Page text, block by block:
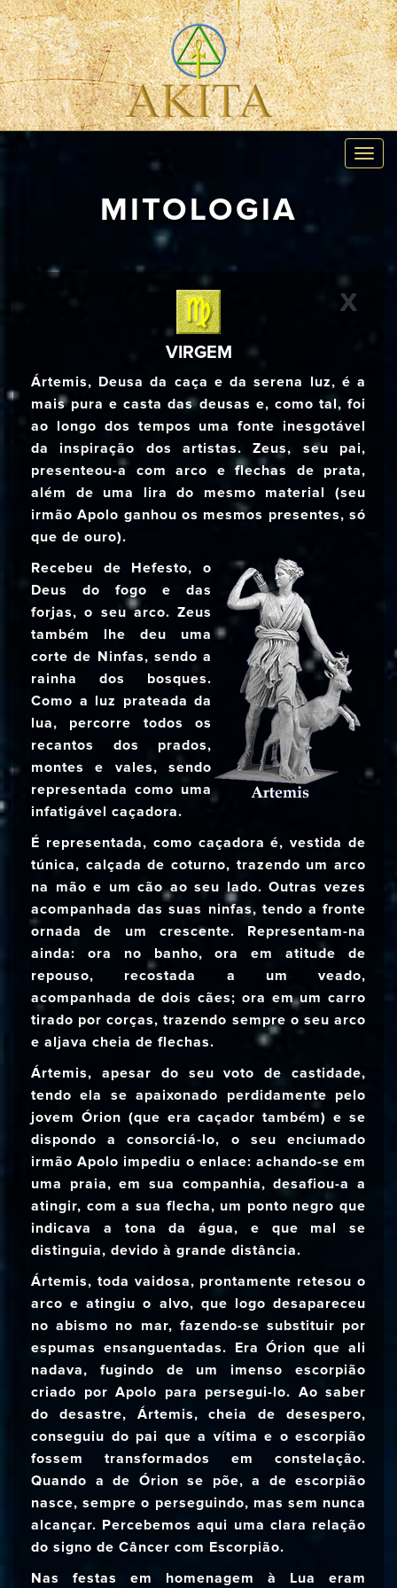
MITOLOGIA
X
VIRGEM
Ártemis, Deusa da caça e da serena luz, é a
mais pura e casta das deusas e, como tal, foi
ao longo dos tempos uma fonte inesgotável
da inspiração dos artistas. Zeus, seu pai,
presenteou-a com arco e flechas de prata,
além de uma lira do mesmo material (seu
irmão Apolo ganhou os mesmos presentes, só
que de ouro).
Recebeu de Hefesto, o
Deus do fogo e das
forjas, o seu arco. Zeus
também lhe deu uma
corte de Ninfas, sendo a
rainha dos bosques.
Como a luz prateada da
lua, percorre todos os
recantos dos prados,
montes e vales, sendo
representada como uma
infatigável caçadora.
É representada, como caçadora é, vestida de
túnica, calçada de coturno, trazendo um arco
na mão e um cão ao seu lado. Outras vezes
acompanhada das suas ninfas, tendo a fronte
ornada de um crescente. Representam-na
ainda: ora no banho, ora em atitude de
repouso, recostada a um veado,
acompanhada de dois cães; ora em um carro
tirado por corças, trazendo sempre o seu arco
e aljava cheia de flechas.
Ártemis, apesar do seu voto de castidade,
tendo ela se apaixonado perdidamente pelo
jovem Órion (que era caçador também) e se
dispondo a consorciá-lo, o seu enciumado
irmão Apolo impediu o enlace: achando-se em
uma praia, em sua companhia, desafiou-a a
atingir, com a sua flecha, um ponto negro que
indicava a tona da água, e que mal se
distinguia, devido à grande distância.
Ártemis, toda vaidosa, prontamente retesou o
arco e atingiu o alvo, que logo desapareceu
no abismo no mar, fazendo-se substituir por
espumas ensanguentadas. Era Órion que ali
nadava, fugindo de um imenso escorpião
criado por Apolo para persegui-lo. Ao saber
do desastre, Ártemis, cheia de desespero,
conseguiu do pai que a vítima e o escorpião
fossem transformados em constelação.
Quando a de Órion se põe, a de escorpião
nasce, sempre o perseguindo, mas sem nunca
alcançar. Percebemos aqui uma clara relação
do signo de Câncer com Escorpião.
Nas festas em homenagem à Lua eram